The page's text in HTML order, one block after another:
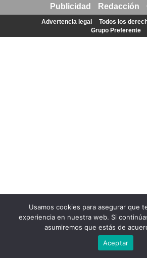
Usamos cookies para asegurar que
experiencia en nuestra web. Si
asumiremos que estás de
Aceptar
Publicidad Redacción
Advertencia legal
Todos los
Grupo Preferente